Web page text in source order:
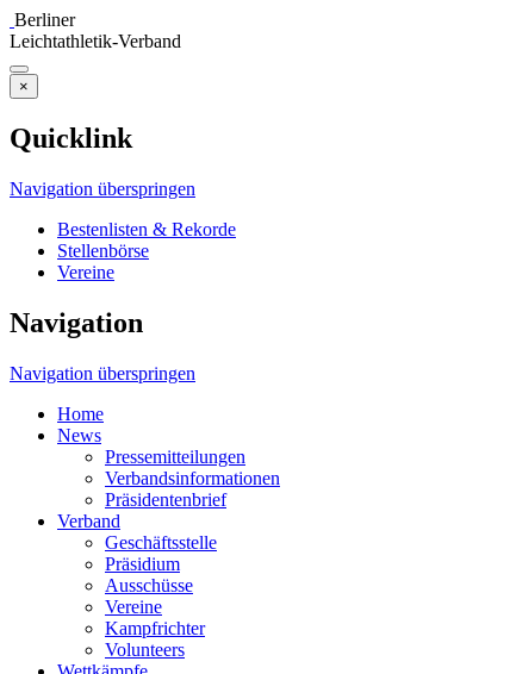
Berliner
Leichtathletik-Verband
×
Quicklink
Navigation überspringen
Bestenlisten & Rekorde
Stellenbörse
Vereine
Navigation
Navigation überspringen
Home
News
Pressemitteilungen
Verbandsinformationen
Präsidentenbrief
Verband
Geschäftsstelle
Präsidium
Ausschüsse
Vereine
Kampfrichter
Volunteers